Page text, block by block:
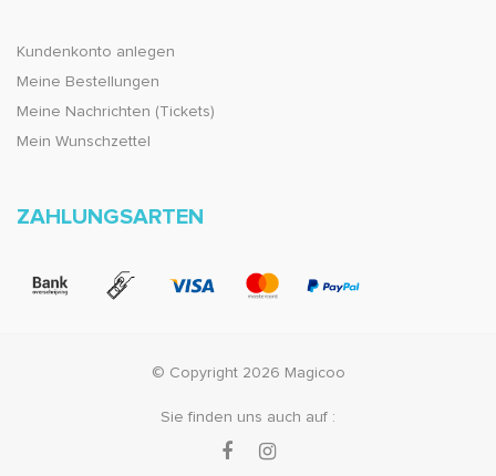
Kundenkonto anlegen
Meine Bestellungen
Meine Nachrichten (Tickets)
Mein Wunschzettel
ZAHLUNGSARTEN
© Copyright 2026 Magicoo
Sie finden uns auch auf :